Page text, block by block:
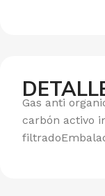
Gas anti
carbón activo